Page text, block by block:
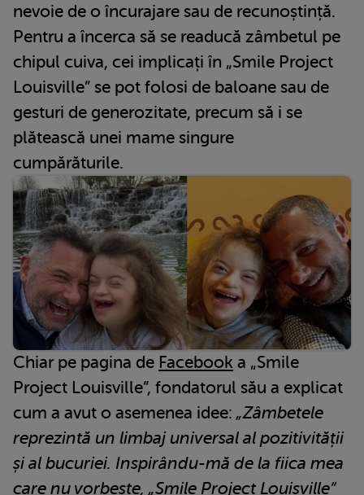
nevoie de o încurajare sau de recunoștință.
Pentru a încerca să se readucă zâmbetul pe
chipul cuiva, cei implicați în „Smile Project
Louisville” se pot folosi de baloane sau de
gesturi de generozitate, precum să i se
plătească unei mame singure
cumpărăturile.
Chiar pe pagina de Facebook a „Smile
Project Louisville”, fondatorul său a explicat
cum a avut o asemenea idee: „Zâmbetele
reprezintă un limbaj universal al pozitivității
și al bucuriei. Inspirându-mă de la fiica mea
care nu vorbește, „Smile Project Louisville”